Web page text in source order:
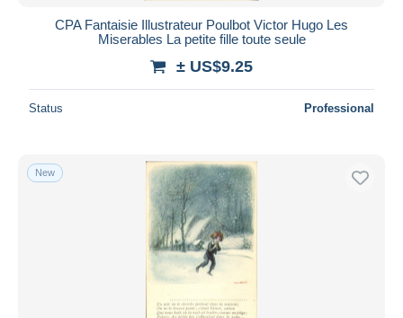
CPA Fantaisie Illustrateur Poulbot Victor Hugo Les
Miserables La petite fille toute seule
± US$9.25
Status Professional
New